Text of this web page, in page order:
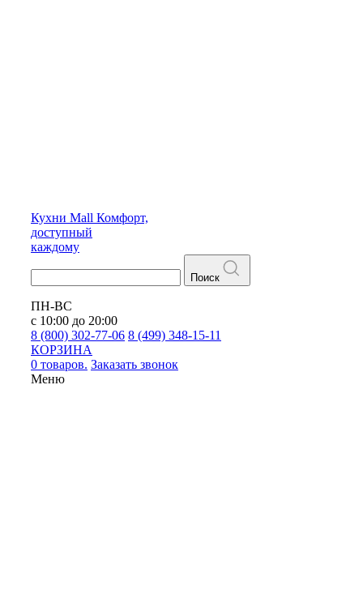
Кухни Mall Комфорт,
доступный
каждому
Поиск
ПН-ВС
с 10:00 до 20:00
8 (800) 302-77-06 8 (499) 348-15-11
КОРЗИНА
0 товаров. Заказать звонок
Меню